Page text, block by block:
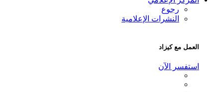
النشرات الإعلامية
مع كيزاد
الآن